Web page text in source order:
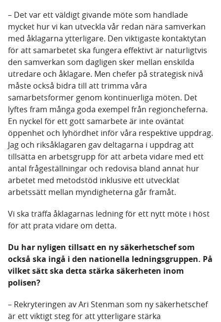
– Det var ett väldigt givande möte som handlade
mycket hur vi kan utveckla vår redan nära samverkan
med åklagarna ytterligare. Den viktigaste kontaktytan
för att samarbetet ska fungera effektivt är naturligtvis
den samverkan som dagligen sker mellan enskilda
utredare och åklagare. Men chefer på strategisk nivå
måste också bidra till att trimma våra
samarbetsformer genom kontinuerliga möten. Det
lyftes fram många goda exempel från regioncheferna.
En nyckel för ett gott samarbete är inte oväntat
öppenhet och lyhördhet inför våra respektive uppdrag.
Jag och riksåklagaren gav deltagarna i uppdrag att
tillsätta en arbetsgrupp för att arbeta vidare med ett
antal frågeställningar och redovisa bland annat hur
arbetet med metodstöd inklusive ett utvecklat
arbetssätt mellan myndigheterna går framåt.
Vi ska träffa åklagarnas ledning för ett nytt möte i höst
för att prata vidare om detta.
Du har nyligen tillsatt en ny säkerhetschef som
också ska ingå i den nationella ledningsgruppen. På
vilket sätt ska detta stärka säkerheten inom
polisen?
– Rekryteringen av Ari Stenman som ny säkerhetschef
är ett viktigt steg för att ytterligare stärka